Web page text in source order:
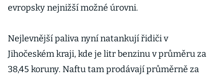
evropsky nejnižší možné úrovni.
Nejlevnější paliva nyní natankují řidiči v
Jihočeském kraji, kde je litr benzinu v průměru za
38,45 koruny. Naftu tam prodávají průměrně za